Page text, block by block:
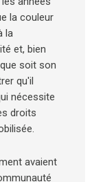
la couleur
la
et, bien
soit son
qu'il
nécessite
droits
avaient